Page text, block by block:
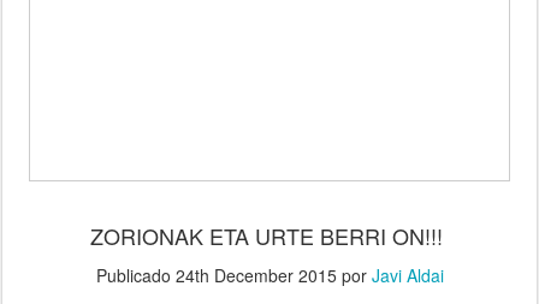
ZORIONAK ETA URTE BERRI ON!!!
Publicado 24th December 2015por Javi Aldai